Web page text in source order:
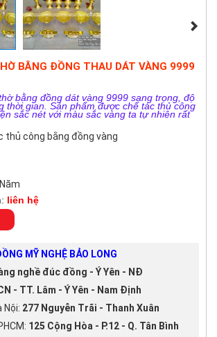
BẰNG ĐỒNG THAU DÁT VÀNG 9999
bằng đồng dát vàng 9999 sang trọng, độ
thời gian. Sản phẩm được chế tác thủ công
sắc nét với màu sắc vàng ta tự nhiên rất
thủ công bằng đồng vàng
liên hệ
MỸ NGHỆ BẢO LONG
nghề đúc đồng - Ý Yên - NĐ
- TT. Lâm - Ý Yên - Nam Định
Nội: 277 Nguyễn Trãi - Thanh Xuân
125 Cộng Hòa - P.12 - Q. Tân Bình